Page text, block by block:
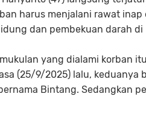
harus menjalani rawat inap
dan pembekuan darah di
yang dialami korban
(25/9/2025) lalu, keduanya
Bintang. Sedangkan